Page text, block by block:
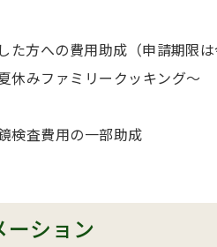
た方への費用助成（申請期限は
休みファミリークッキング～
検査費用の一部助成
ーション